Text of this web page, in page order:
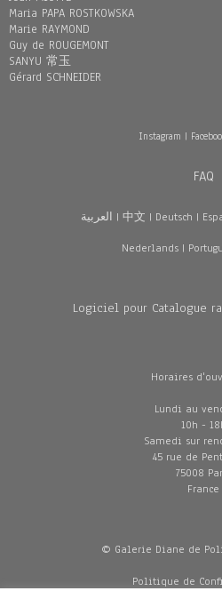
Maria PAPA ROSTKOWSKA
Marie RAYMOND
Guy de ROUGEMONT
SANYU 常玉
Gérard SCHNEIDER
Instagram |
FAQ
العربية | 中文 | Deutsch |
Nederlands|
Logiciel pour Catalogue
Horaires
Lundi au
10h -
Samedi sur
45 rue de
75008
France
© Galerie Diane de
Politique de